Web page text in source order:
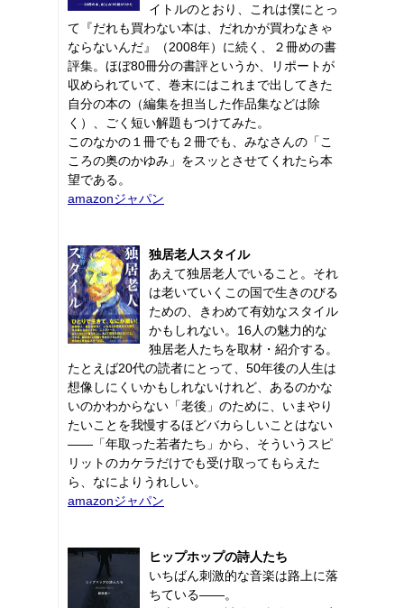
イトルのとおり、これは僕にとっ
て『だれも買わない本は、だれかが買わなきゃ
ならないんだ』（2008年）に続く、２冊めの書
評集。ほぼ80冊分の書評というか、リポートが
収められていて、巻末にはこれまで出してきた
自分の本の（編集を担当した作品集などは除
く）、ごく短い解題もつけてみた。
このなかの１冊でも２冊でも、みなさんの「こ
ころの奥のかゆみ」をスッとさせてくれたら本
望である。
amazonジャパン
独居老人スタイル
あえて独居老人でいること。それ
は老いていくこの国で生きのびる
ための、きわめて有効なスタイル
かもしれない。16人の魅力的な
独居老人たちを取材・紹介する。
たとえば20代の読者にとって、50年後の人生は
想像しにくいかもしれないけれど、あるのかな
いのかわからない「老後」のために、いまやり
たいことを我慢するほどバカらしいことはない
――「年取った若者たち」から、そういうスピ
リットのカケラだけでも受け取ってもらえた
ら、なによりうれしい。
amazonジャパン
ヒップホップの詩人たち
いちばん刺激的な音楽は路上に落
ちている――。